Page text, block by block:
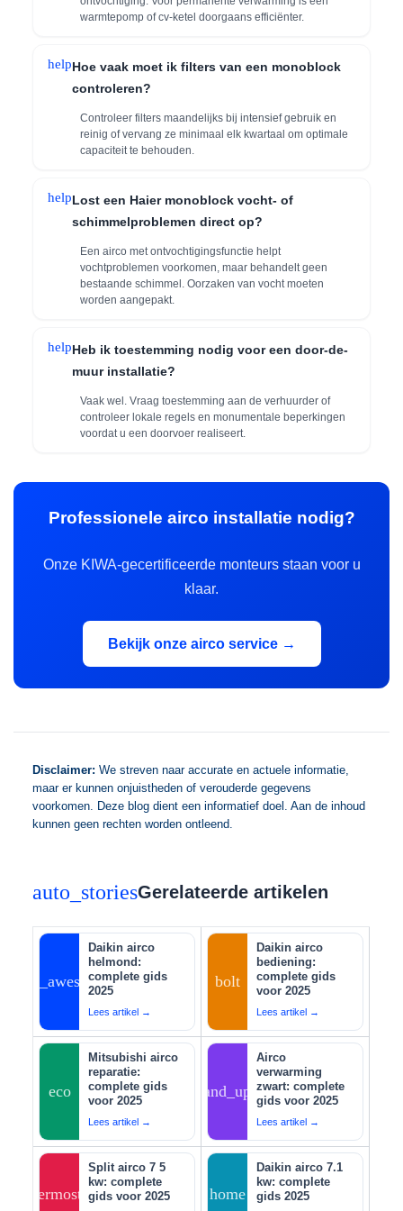
warmtepomp of cv-ketel doorgaans efficiënter.
helpHoe vaak moet ik filters van een monoblock
controleren?
Controleer filters maandelijks bij intensief gebruik en
reinig of vervang ze minimaal elk kwartaal om optimale
capaciteit te behouden.
helpLost een Haier monoblock vocht- of
schimmelproblemen direct op?
Een airco met ontvochtigingsfunctie helpt
vochtproblemen voorkomen, maar behandelt geen
bestaande schimmel. Oorzaken van vocht moeten
worden aangepakt.
helpHeb ik toestemming nodig voor een door-de-
muur installatie?
Vaak wel. Vraag toestemming aan de verhuurder of
controleer lokale regels en monumentale beperkingen
voordat u een doorvoer realiseert.
Professionele airco installatie nodig?
Onze KIWA-gecertificeerde monteurs staan voor u
klaar.
Bekijk onze airco service →
Disclaimer: We streven naar accurate en actuele informatie,
maar er kunnen onjuistheden of verouderde gegevens
voorkomen. Deze blog dient een informatief doel. Aan de inhoud
kunnen geen rechten worden ontleend.
auto_storiesGerelateerde artikelen
auto_awesome
Daikin airco
helmond:
complete gids
2025
Lees artikel →
bolt
Daikin airco
bediening:
complete gids
voor 2025
Lees artikel →
eco
Mitsubishi airco
reparatie:
complete gids
voor 2025
Lees artikel →
tips_and_updates
Airco
verwarming
zwart: complete
gids voor 2025
Lees artikel →
thermostat
Split airco 7 5
kw: complete
gids voor 2025
home
Daikin airco 7.1
kw: complete
gids 2025